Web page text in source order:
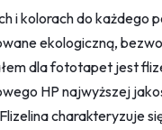
i kolorach do każdego
ekologiczną,
dla fototapet jest
HP najwyższej
charakteryzuje